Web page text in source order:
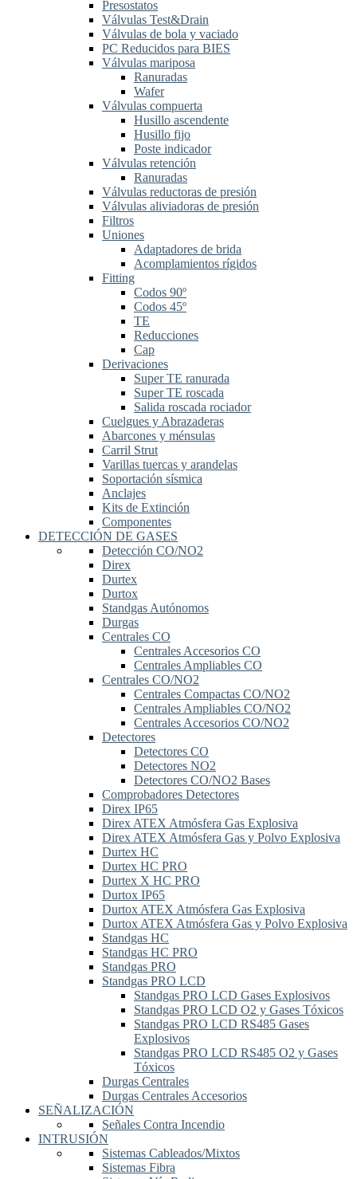
Presostatos
Válvulas Test&Drain
Válvulas de bola y vaciado
PC Reducidos para BIES
Válvulas mariposa
Ranuradas
Wafer
Válvulas compuerta
Husillo ascendente
Husillo fijo
Poste indicador
Válvulas retención
Ranuradas
Válvulas reductoras de presión
Válvulas aliviadoras de presión
Filtros
Uniones
Adaptadores de brida
Acomplamientos rígidos
Fitting
Codos 90º
Codos 45º
TE
Reducciones
Cap
Derivaciones
Super TE ranurada
Super TE roscada
Salida roscada rociador
Cuelgues y Abrazaderas
Abarcones y ménsulas
Carril Strut
Varillas tuercas y arandelas
Soportación sísmica
Anclajes
Kits de Extinción
Componentes
DETECCIÓN DE GASES
Detección CO/NO2
Direx
Durtex
Durtox
Standgas Autónomos
Durgas
Centrales CO
Centrales Accesorios CO
Centrales Ampliables CO
Centrales CO/NO2
Centrales Compactas CO/NO2
Centrales Ampliables CO/NO2
Centrales Accesorios CO/NO2
Detectores
Detectores CO
Detectores NO2
Detectores CO/NO2 Bases
Comprobadores Detectores
Direx IP65
Direx ATEX Atmósfera Gas Explosiva
Direx ATEX Atmósfera Gas y Polvo Explosiva
Durtex HC
Durtex HC PRO
Durtex X HC PRO
Durtox IP65
Durtox ATEX Atmósfera Gas Explosiva
Durtox ATEX Atmósfera Gas y Polvo Explosiva
Standgas HC
Standgas HC PRO
Standgas PRO
Standgas PRO LCD
Standgas PRO LCD Gases Explosivos
Standgas PRO LCD O2 y Gases Tóxicos
Standgas PRO LCD RS485 Gases
Explosivos
Standgas PRO LCD RS485 O2 y Gases
Tóxicos
Durgas Centrales
Durgas Centrales Accesorios
SEÑALIZACIÓN
Señales Contra Incendio
INTRUSIÓN
Sistemas Cableados/Mixtos
Sistemas Fibra